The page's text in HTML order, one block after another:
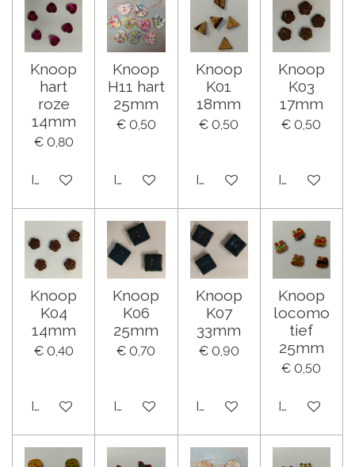
Knoop
hart
roze
14mm
€ 0,80
In winkelwagen
Knoop
H11 hart
25mm
€ 0,50
In winkelwagen
Knoop
K01
18mm
€ 0,50
In winkelwagen
Knoop
K03
17mm
€ 0,50
In
Knoop
K04
14mm
€ 0,40
In winkelwagen
Knoop
K06
25mm
€ 0,70
In winkelwagen
Knoop
K07
33mm
€ 0,90
In winkelwagen
Knoop
locomo
tief
25mm
€ 0,50
In